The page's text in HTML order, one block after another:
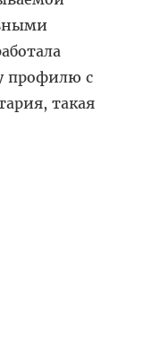
профилю с
такая